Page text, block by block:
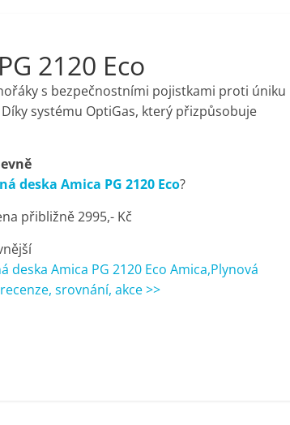
2120 Eco
s bezpečnostními pojistkami proti úniku
systému OptiGas, který přizpůsobuje
deska Amica PG 2120 Eco?
přibližně 2995,- Kč
deska Amica PG 2120 Eco Amica,Plynová
srovnání, akce >>